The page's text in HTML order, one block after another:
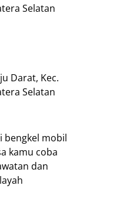
Selatan
Darat, Kec.
Selatan
bengkel mobil
kamu coba
dan